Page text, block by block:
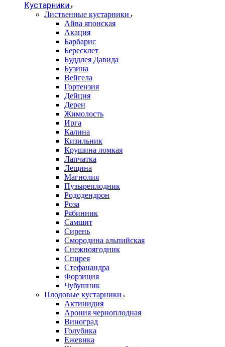
Кустарники
Лиственные кустарники
Айва японская
Акация
Барбарис
Бересклет
Буддлея Давида
Бузина
Вейгела
Гортензия
Дейция
Дерен
Жимолость
Ирга
Калина
Кизильник
Крушина ломкая
Лапчатка
Лещина
Магнолия
Пузыреплодник
Рододендрон
Роза
Рябинник
Самшит
Сирень
Смородина альпийская
Снежноягодник
Спирея
Стефанандра
Форзиция
Чубушник
Плодовые кустарники
Актинидия
Арония черноплодная
Виноград
Голубика
Ежевика